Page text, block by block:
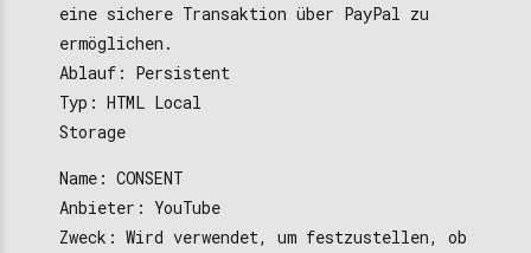
eine sichere Transaktion über PayPal zu
ermöglichen.
Ablauf: Persistent
Typ: HTML Local
Storage
Name: CONSENT
Anbieter: YouTube
Zweck: Wird verwendet, um festzustellen, ob